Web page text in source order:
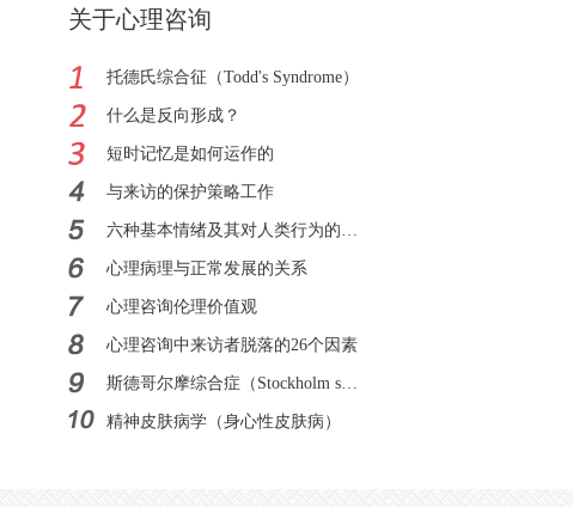
关于心理咨询
托德氏综合征（Todd's Syndrome）
什么是反向形成？
短时记忆是如何运作的
与来访的保护策略工作
六种基本情绪及其对人类行为的影响
心理病理与正常发展的关系
心理咨询伦理价值观
心理咨询中来访者脱落的26个因素
斯德哥尔摩综合症（Stockholm syndrome）
精神皮肤病学（身心性皮肤病）